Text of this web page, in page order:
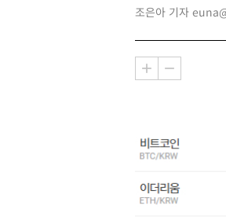
조은아 기자